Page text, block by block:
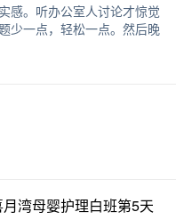
感。听办公室人讨论才惊觉
少一点，轻松一点。然后晚
湾母婴护理白班第5天